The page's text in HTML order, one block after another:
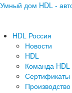
Умный дом HDL -
HDL Россия
Новости
HDL
Команда HDL
Сертификаты
Производство